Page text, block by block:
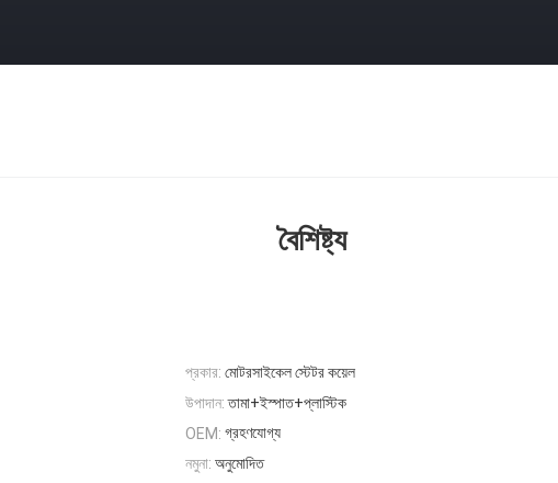
বৈশিষ্ট্য
প্রকার: মোটরসাইকেল স্টেটর কয়েল
উপাদান: তামা+ইস্পাত+প্লাস্টিক
OEM: গ্রহণযোগ্য
নমুনা: অনুমোদিত